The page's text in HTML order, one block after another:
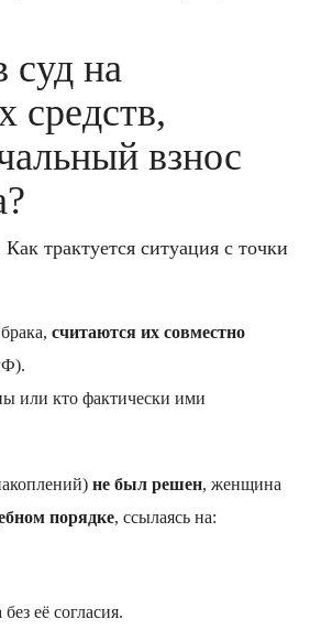
на
средств,
взнос
трактуется ситуация с точки
считаются их совместно
или кто фактически ими
не был решен, женщина
порядке, ссылаясь на:
её согласия.